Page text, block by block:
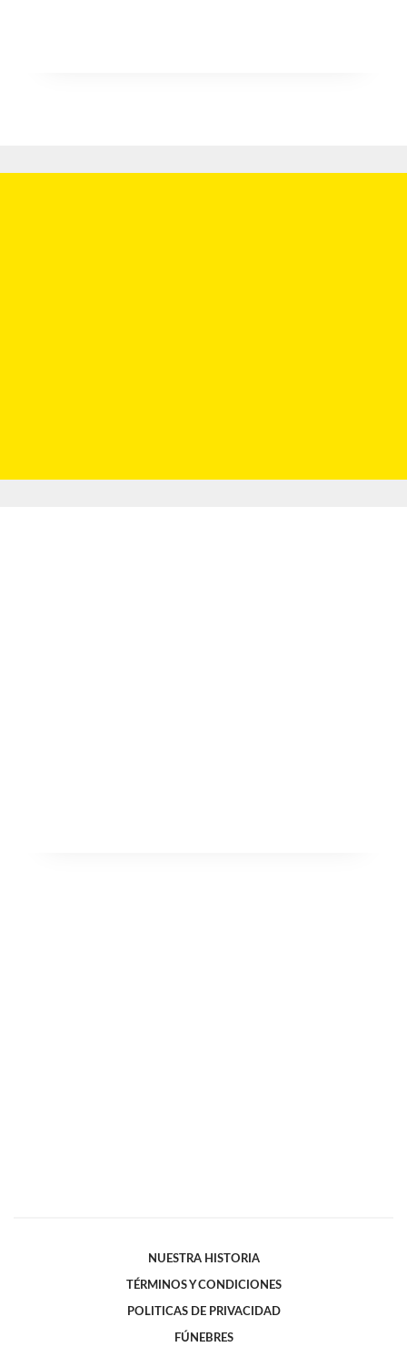
NUESTRA HISTORIA
TÉRMINOS Y CONDICIONES
POLITICAS DE PRIVACIDAD
FÚNEBRES